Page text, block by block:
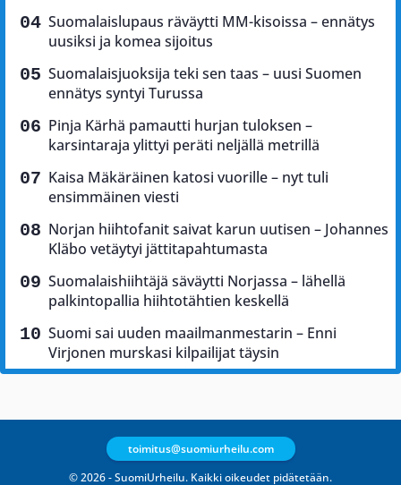
Suomalaislupaus räväytti MM-kisoissa – ennätys
uusiksi ja komea sijoitus
Suomalaisjuoksija teki sen taas – uusi Suomen
ennätys syntyi Turussa
Pinja Kärhä pamautti hurjan tuloksen –
karsintaraja ylittyi peräti neljällä metrillä
Kaisa Mäkäräinen katosi vuorille – nyt tuli
ensimmäinen viesti
Norjan hiihtofanit saivat karun uutisen – Johannes
Kläbo vetäytyi jättitapahtumasta
Suomalaishiihtäjä säväytti Norjassa – lähellä
palkintopallia hiihtotähtien keskellä
Suomi sai uuden maailmanmestarin – Enni
Virjonen murskasi kilpailijat täysin
© 2026 - SuomiUrheilu. Kaikki oikeudet pidätetään.
toimitus@suomiurheilu.com